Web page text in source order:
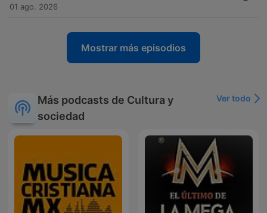
01 ago. 2026
Mostrar más episodios
Más podcasts de Cultura y
sociedad
Ver todo